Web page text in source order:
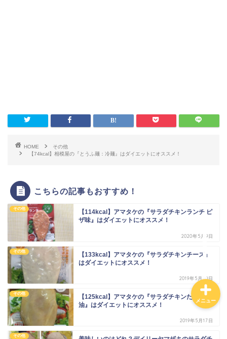
HOME
その他
【74kcal】相模屋の『とうふ麺：冷麺』はダイエットにオススメ！
こちらの記事もおすすめ！
その他
【114kcal】アマタケの『サラダチキンランチ ピ
ザ味』はダイエットにオススメ！
2020年5月9日
その他
【133kcal】アマタケの『サラダチキンチーズ』
はダイエットにオススメ！
2019年5月20日
その他
【125kcal】アマタケの『サラダチキンたまり醤
油』はダイエットにオススメ！
2019年5月17日
その他
メニュー
低カロリー商品まとめ。
トにおすすめのコンビ
ニ、スーパー、ドラック
ストア、通販の商品一覧